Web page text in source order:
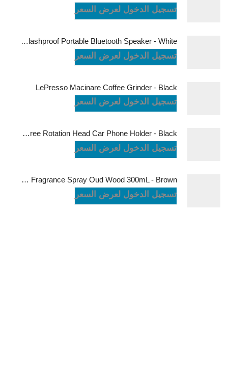
تسجيل الدخول لعرض السعر
JBL Charge6 Splashproof Portable Bluetooth Speaker - White
تسجيل الدخول لعرض السعر
LePresso Macinare Coffee Grinder - Black
تسجيل الدخول لعرض السعر
Powerology Logan Magsafe 360 Degree Rotation Head Car Phone Holder - Black
تسجيل الدخول لعرض السعر
Green Lion Fragrance Spray Oud Wood 300mL - Brown
تسجيل الدخول لعرض السعر